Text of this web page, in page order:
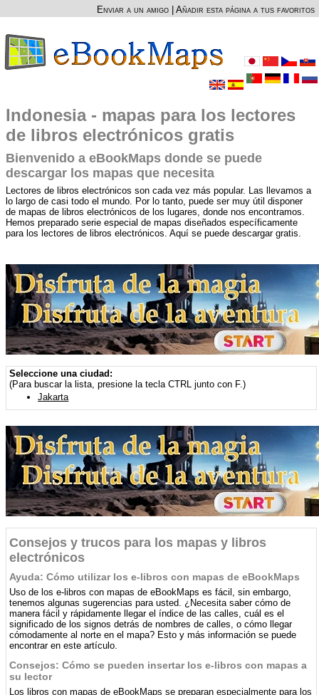
Enviar a un amigo Añadir esta página a tus favoritos
Indonesia - mapas para los lectores
de libros electrónicos gratis
Bienvenido a eBookMaps donde se puede
descargar los mapas que necesita
Lectores de libros electrónicos son cada vez más popular. Las llevamos a
lo largo de casi todo el mundo. Por lo tanto, puede ser muy útil disponer
de mapas de libros electrónicos de los lugares, donde nos encontramos.
Hemos preparado serie especial de mapas diseñados específicamente
para los lectores de libros electrónicos. Aquí se puede descargar gratis.
Seleccione una ciudad:
(Para buscar la lista, presione la tecla CTRL junto con F.)
Jakarta
Consejos y trucos para los mapas y libros
electrónicos
Ayuda: Cómo utilizar los e-libros con mapas de eBookMaps
Uso de los e-libros con mapas de eBookMaps es fácil, sin embargo,
tenemos algunas sugerencias para usted. ¿Necesita saber cómo de
manera fácil y rápidamente llegar el índice de las calles, cuál es el
significado de los signos detrás de nombres de calles, o cómo llegar
cómodamente al norte en el mapa? Esto y más información se puede
encontrar en este artículo.
Consejos: Cómo se pueden insertar los e-libros con mapas a
su lector
Los libros con mapas de eBookMaps se preparan especialmente para los